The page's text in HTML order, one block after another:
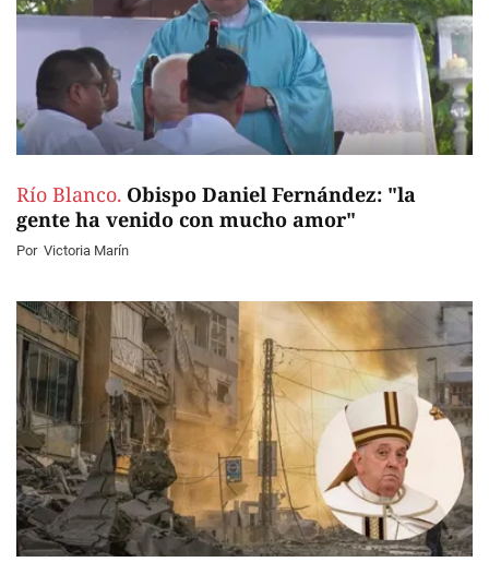
Río Blanco. Obispo Daniel Fernández: "la
gente ha venido con mucho amor"
Por Victoria Marín